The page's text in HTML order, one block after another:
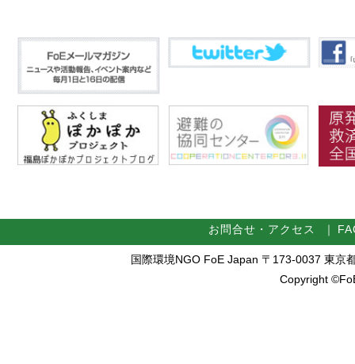
お問合せ・アクセス
国際環境NGO FoE Japan 〒173-0037 東
Copyright